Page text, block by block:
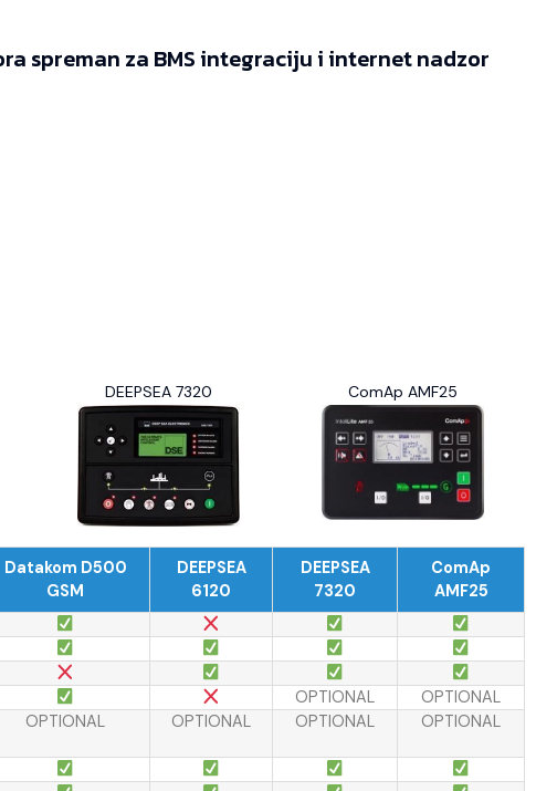
spreman za BMS integraciju i internet nadzor
DEEPSEA 7320 ComAp AMF25
Datakom D500
GSM
DEEPSEA
6120
DEEPSEA
7320
ComAp
AMF25
OPTIONAL
OPTIONAL
OPTIONAL OPTIONAL OPTIONAL OPTIONAL